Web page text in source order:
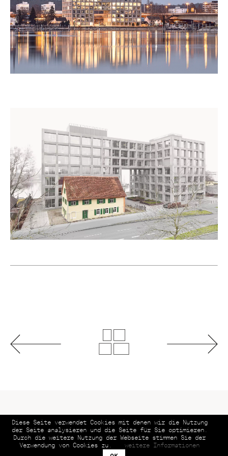
© 2026 Helmuth Scham BFF | All rights reserved.
Diese Seite verwendet Cookies mit denen wir die Nutzung
der Seite analysieren und die Seite für Sie optimieren.
Durch die weitere Nutzung der Webseite stimmen Sie der
Verwendung von Cookies zu.
weitere Informationen